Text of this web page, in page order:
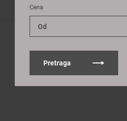
Cena
Pretraga